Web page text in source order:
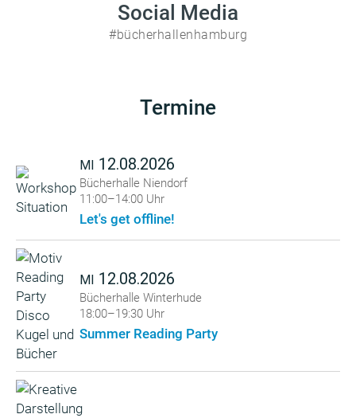
Social Media
#bücherhallenhamburg
Termine
MI 12.08.2026
Bücherhalle Niendorf
11:00–14:00 Uhr
Let's get offline!
MI 12.08.2026
Bücherhalle Winterhude
18:00–19:30 Uhr
Summer Reading Party